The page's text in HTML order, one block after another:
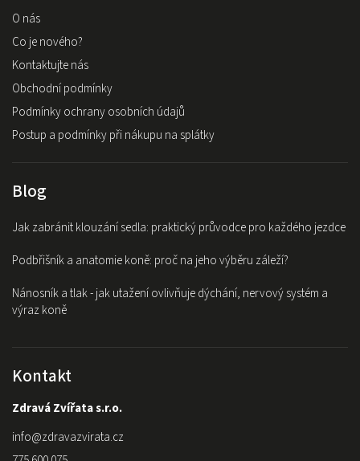
O nás
Co je nového?
Kontaktujte nás
Obchodní podmínky
Podmínky ochrany osobních údajů
Postup a podmínky při nákupu na splátky
Blog
Jak zabránit klouzání sedla: praktický průvodce pro každého jezdce
Podbřišník a anatomie koně: proč na jeho výběru záleží?
Nánosník a tlak - jak utažení ovlivňuje dýchání, nervový systém a
výraz koně
Kontakt
Zdravá Zvířata s.r.o.
info@zdravazvirata.cz